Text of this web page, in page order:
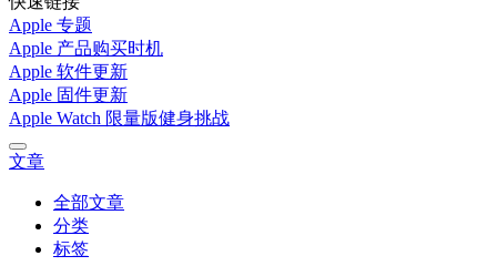
Apple 专题
Apple 产品购买时机
Apple 软件更新
Apple 固件更新
Apple Watch 限量版健身挑战
文章
全部文章
分类
标签